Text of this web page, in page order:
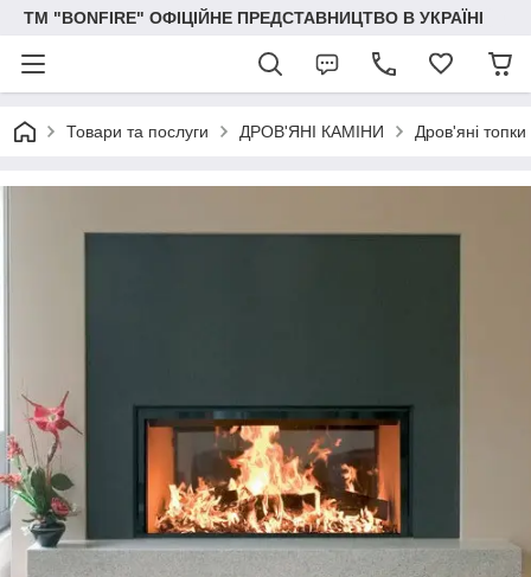
ТМ "BONFIRE" ОФІЦІЙНЕ ПРЕДСТАВНИЦТВО В УКРАЇНІ
Товари та послуги ДРОВ'ЯНІ КАМІНИ Дров'яні